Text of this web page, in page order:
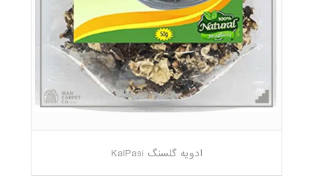
ادویه گلسنگ KalPasi